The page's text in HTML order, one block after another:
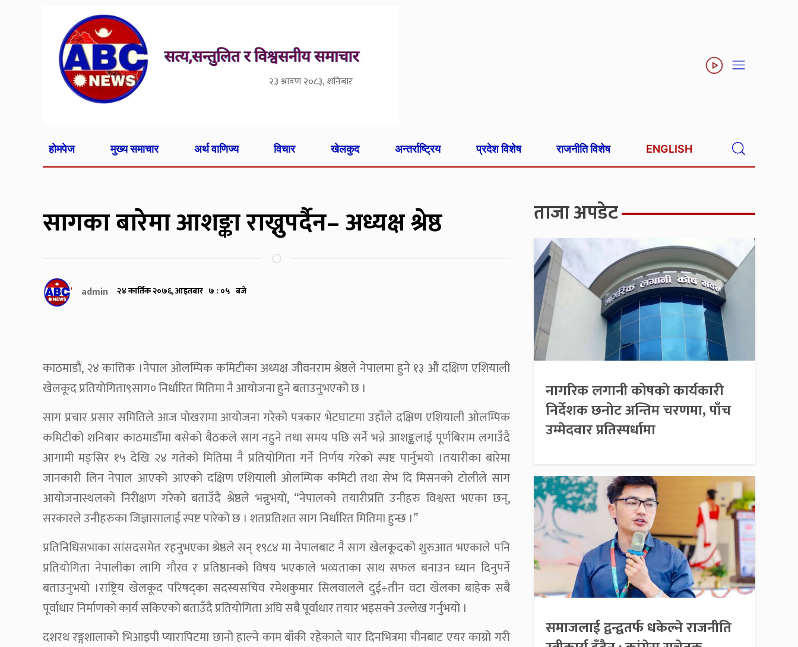
२३ श्रावण २०८३, शनिबार
होमपेज मुख्य समाचार अर्थ वाणिज्य विचार खेलकुद अन्तर्राष्ट्रिय प्रदेश विशेष राजनीति विशेष ENGLISH
सागका बारेमा आशङ्का राख्नुपर्दैन– अध्यक्ष श्रेष्ठ
admin २४ कार्तिक २०७६, आइतबार ७ : ०५ बजे
काठमाडौं, २४ कात्तिक ।नेपाल ओलम्पिक कमिटीका अध्यक्ष जीवनराम श्रेष्ठले नेपालमा हुने १३ औं दक्षिण एशियाली
खेलकूद प्रतियोगिता९साग० निर्धारित मितिमा नै आयोजना हुने बताउनुभएको छ ।
साग प्रचार प्रसार समितिले आज पोखरामा आयोजना गरेको पत्रकार भेटघाटमा उहाँले दक्षिण एशियाली ओलम्पिक
कमिटीको शनिबार काठमाडौँमा बसेको बैठकले साग नहुने तथा समय पछि सर्ने भन्ने आशङ्कलाई पूर्णबिराम लगाउँदै
आगामी मङ्सिर १५ देखि २४ गतेको मितिमा नै प्रतियोगिता गर्ने निर्णय गरेको स्पष्ट पार्नुभयो ।तयारीका बारेमा
जानकारी लिन नेपाल आएको आएको दक्षिण एशियाली ओलम्पिक कमिटी तथा सेभ दि मिसनको टोलीले साग
आयोजनास्थलको निरीक्षण गरेको बताउँदै श्रेष्ठले भन्नुभयो, “नेपालको तयारीप्रति उनीहरु विश्वस्त भएका छन्,
सरकारले उनीहरुका जिज्ञासालाई स्पष्ट पारेको छ । शतप्रतिशत साग निर्धारित मितिमा हुन्छ ।”
प्रतिनिधिसभाका सांसदसमेत रहनुभएका श्रेष्ठले सन् १९८४ मा नेपालबाट नै साग खेलकूदको शुरुआत भएकाले पनि
प्रतियोगिता नेपालीका लागि गौरव र प्रतिष्ठानको विषय भएकाले भव्यताका साथ सफल बनाउन ध्यान दिनुपर्ने
बताउनुभयो ।राष्ट्रिय खेलकूद परिषद्का सदस्यसचिव रमेशकुमार सिलवालले दुई÷तीन वटा खेलका बाहेक सबै
पूर्वाधार निर्माणको कार्य सकिएको बताउँदै प्रतियोगिता अघि सबै पूर्वाधार तयार भइसक्ने उल्लेख गर्नुभयो ।
दशरथ रङ्गशालाको भिआइपी प्यारापिटमा छानो हाल्ने काम बाँकी रहेकाले चार दिनभित्रमा चीनबाट एयर काग्रो गरी
ताजा अपडेट
नागरिक लगानी कोषको कार्यकारी
निर्देशक छनोट अन्तिम चरणमा, पाँच
उम्मेदवार प्रतिस्पर्धामा
समाजलाई द्वन्द्वतर्फ धकेल्ने राजनीति